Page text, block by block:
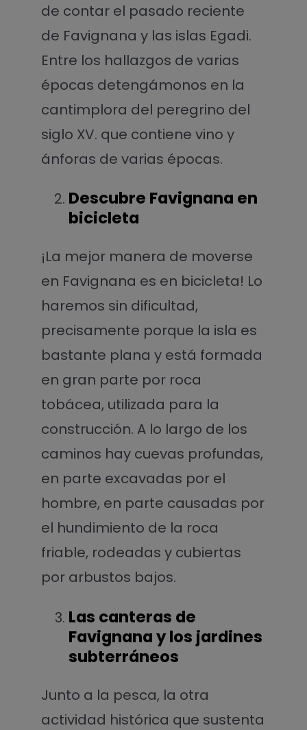
de contar el pasado reciente
de Favignana y las islas Egadi.
Entre los hallazgos de varias
épocas detengámonos en la
cantimplora del peregrino del
siglo XV. que contiene vino y
ánforas de varias épocas.
Descubre Favignana en
bicicleta
¡La mejor manera de moverse
en Favignana es en bicicleta! Lo
haremos sin dificultad,
precisamente porque la isla es
bastante plana y está formada
en gran parte por roca
tobácea, utilizada para la
construcción. A lo largo de los
caminos hay cuevas profundas,
en parte excavadas por el
hombre, en parte causadas por
el hundimiento de la roca
friable, rodeadas y cubiertas
por arbustos bajos.
Las canteras de
Favignana y los jardines
subterráneos
Junto a la pesca, la otra
actividad histórica que sustenta